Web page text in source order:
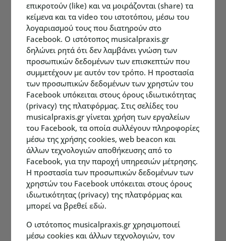
επικροτούν (like) και να μοιράζονται (share) τα
κείμενα και τα video του ιστοτόπου, μέσω του
λογαριασμού τους που διατηρούν στο
Facebook. Ο ιστότοπος musicalpraxis.gr
δηλώνει ρητά ότι δεν λαμβάνει γνώση των
προσωπικών δεδομένων των επισκεπτών που
συμμετέχουν με αυτόν τον τρόπο. Η προστασία
των προσωπικών δεδομένων των χρηστών του
Facebook υπόκειται στους όρους ιδιωτικότητας
(privacy) της πλατφόρμας. Στις σελίδες του
musicalpraxis.gr γίνεται χρήση των εργαλείων
του Facebook, τα οποία συλλέγουν πληροφορίες
μέσω της χρήσης cookies, web beacon και
άλλων τεχνολογιών αποθήκευσης από το
Facebook, για την παροχή υπηρεσιών μέτρησης.
Η προστασία των προσωπικών δεδομένων των
χρηστών του Facebook υπόκειται στους όρους
ιδιωτικότητας (privacy) της πλατφόρμας και
μπορεί να βρεθείεδώ.
Ο ιστότοπος musicalpraxis.gr χρησιμοποιεί
μέσω cookies και άλλων τεχνολογιών, τον